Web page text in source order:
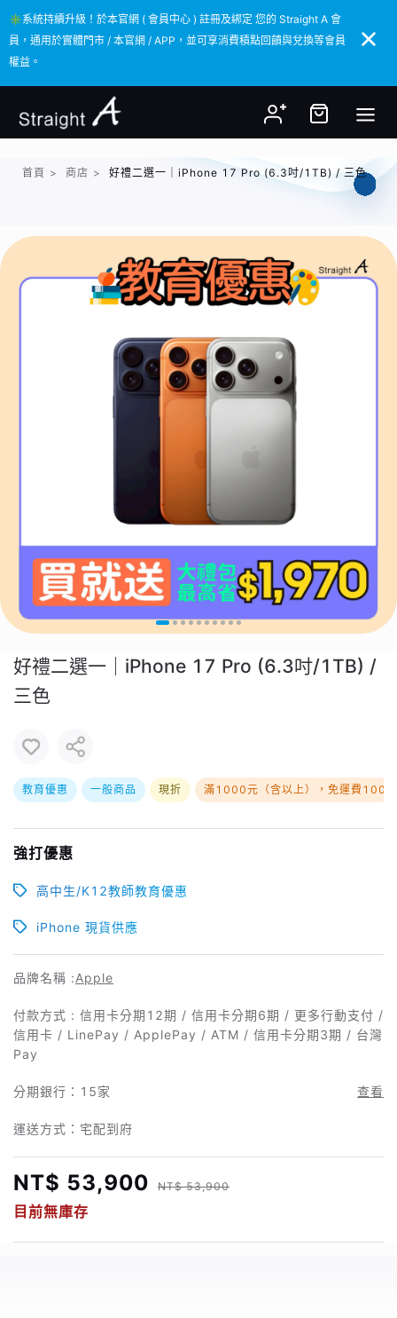
✳️系統持續升級！於本官網 ( 會員中心 ) 註冊及綁定 您的 Straight A 會
員，通用於實體門市 / 本官網 / APP，並可享消費積點回饋與兌換等會員
權益。
✳️系統持續升級！於本官網 ( 會員中心 ) 註冊及綁定 您的 Straight A 會
員，通用於實體門市 / 本官網 / APP，並可享消費積點回饋與兌換等會員
權益。
首頁 > 商店 > 好禮二選一｜iPhone 17 Pro (6.3吋/1TB) / 三色
好禮二選一｜iPhone 17 Pro (6.3吋/1TB) /
三色
教育優惠 一般商品 現折 滿1000元（含以上），免運費100元
強打優惠
高中生/K12教師教育優惠
iPhone 現貨供應
品牌名稱 :Apple
付款方式 : 信用卡分期12期 / 信用卡分期6期 / 更多行動支付 /
信用卡 / LinePay / ApplePay / ATM / 信用卡分期3期 / 台灣
Pay
分期銀行： 15家 查看
運送方式：宅配到府
NT$ 53,900 NT$ 53,900
目前無庫存